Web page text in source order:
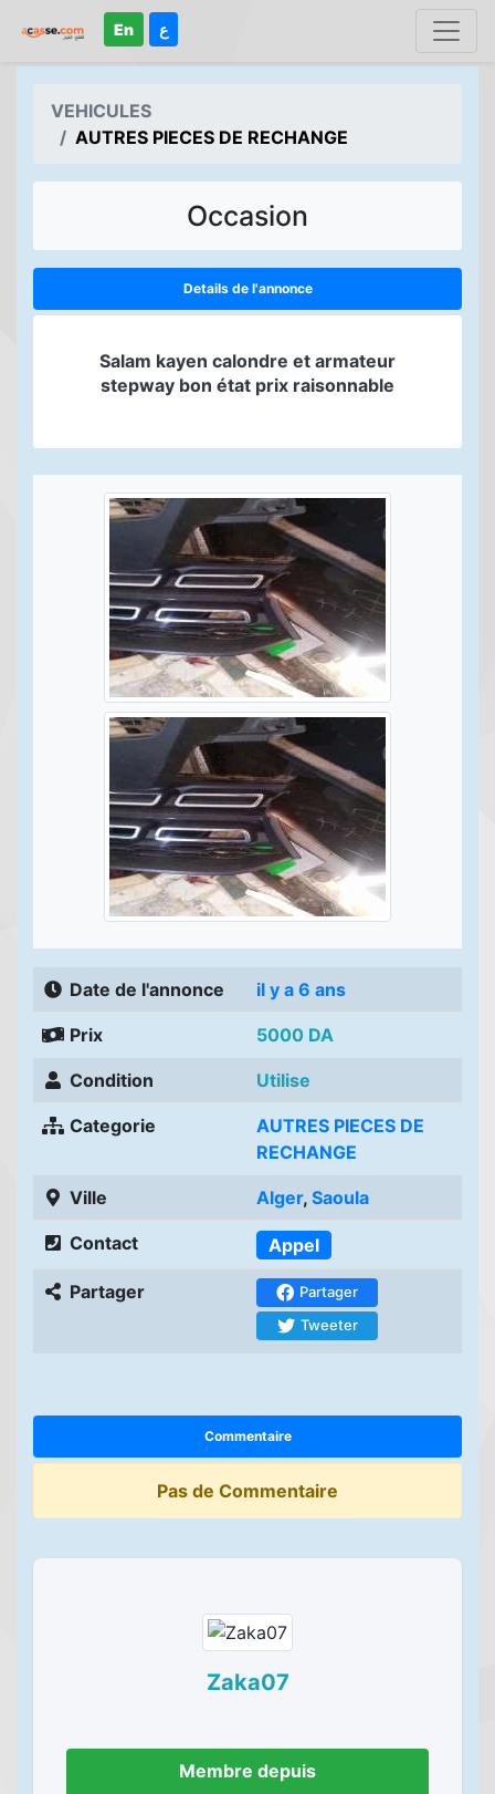
En ع
VEHICULES
AUTRES PIECES DE RECHANGE
Occasion
Details de l'annonce
Salam kayen calondre et armateur
stepway bon état prix raisonnable
Date de l'annonce il y a 6 ans
Prix 5000 DA
Condition Utilise
Categorie
AUTRES PIECES DE
RECHANGE
Ville Alger, Saoula
Contact Appel
Partager
Partager
Tweeter
Commentaire
Pas de Commentaire
Zaka07
Membre depuis